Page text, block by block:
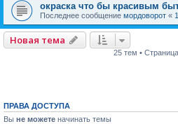
окраска что бы красивым
Последнее сообщение мордоворот «
Новая тема
25 тем • Страница
ПРАВА ДОСТУПА
Вы не можете начинать темы